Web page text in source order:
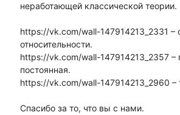
неработающей классической теории.
https://vk.com/wall-147914213_2331 –
относительности.
https://vk.com/wall-147914213_2357 –
постоянная.
https://vk.com/wall-147914213_2960 –
Спасибо за то, что вы с нами.